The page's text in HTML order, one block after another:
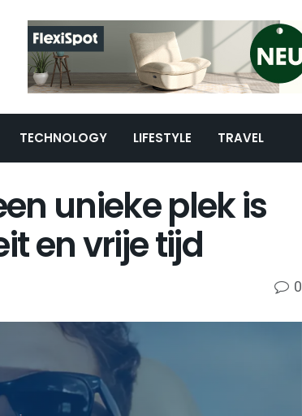
TECHNOLOGY LIFESTYLE TRAVEL
unieke plek is
en vrije tijd
0